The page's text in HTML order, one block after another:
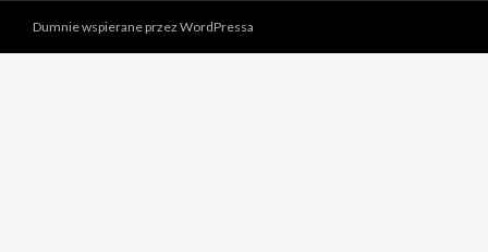
Dumnie wspierane przez WordPressa